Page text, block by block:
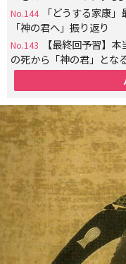
No.144
「どうする家康
「神の君へ」振り返り
No.143
【最終回予習】
の死から「神の君」とな